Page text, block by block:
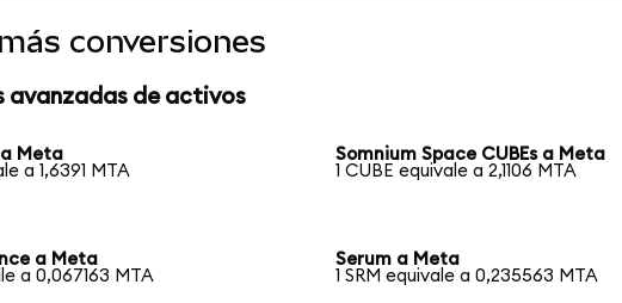
conversiones
avanzadas de activos
a Meta
a 1,6391 MTA
Somnium Space CUBEs a Meta
1 CUBE equivale a 2,1106 MTA
a Meta
a 0,067163 MTA
Serum a Meta
1 SRM equivale a 0,235563 MTA